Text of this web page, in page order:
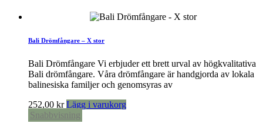
Bali Drömfångare – X stor
Bali Drömfångare Vi erbjuder ett brett urval av högkvalitativa
Bali drömfångare. Våra drömfångare är handgjorda av lokala
balinesiska familjer och genomsyras av
252,00 kr Lägg i varukorg
Snabbvisning